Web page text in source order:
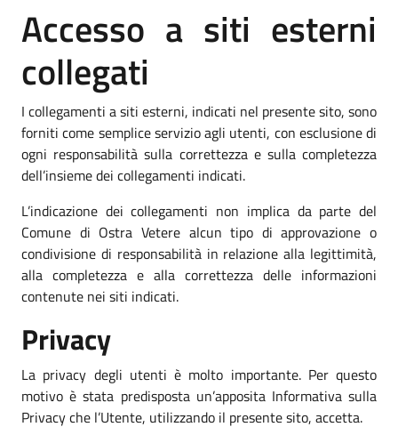
Accesso a siti esterni
collegati
I collegamenti a siti esterni, indicati nel presente sito, sono
forniti come semplice servizio agli utenti, con esclusione di
ogni responsabilità sulla correttezza e sulla completezza
dell’insieme dei collegamenti indicati.
L’indicazione dei collegamenti non implica da parte del
Comune di Ostra Vetere alcun tipo di approvazione o
condivisione di responsabilità in relazione alla legittimità,
alla completezza e alla correttezza delle informazioni
contenute nei siti indicati.
Privacy
La privacy degli utenti è molto importante. Per questo
motivo è stata predisposta un’apposita Informativa sulla
Privacy che l’Utente, utilizzando il presente sito, accetta.